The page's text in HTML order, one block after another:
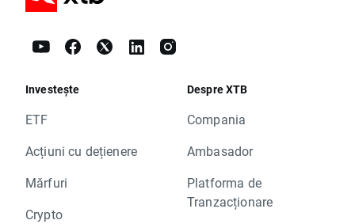
Investește
ETF
Acțiuni cu dețienere
Mărfuri
Crypto
Despre XTB
Compania
Ambasador
Platforma de
Tranzacționare